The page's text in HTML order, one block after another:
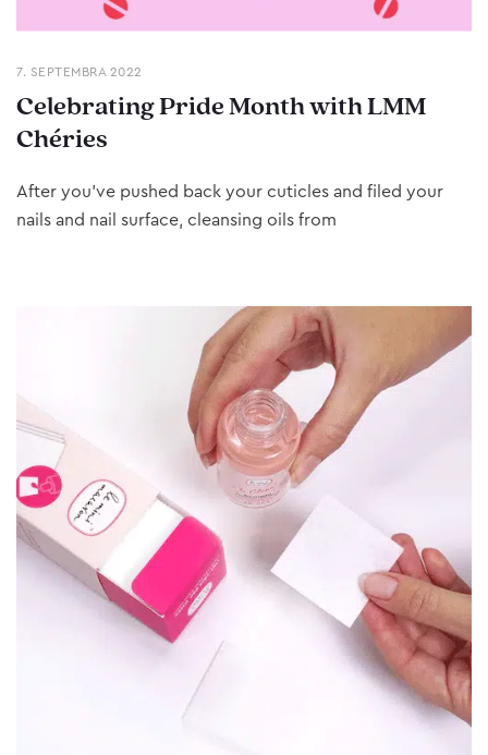
7. SEPTEMBRA 2022
Celebrating Pride Month with LMM
Chéries
After you’ve pushed back your cuticles and filed your
nails and nail surface, cleansing oils from